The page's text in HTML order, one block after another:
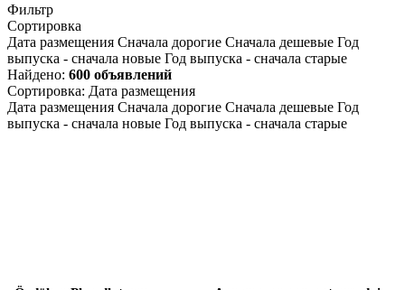
Фильтр
Сортировка
Дата размещения Сначала дорогие Сначала дешевые Год
выпуска - сначала новые Год выпуска - сначала старые
Найдено: 600 объявлений
Сортировка: Дата размещения
Дата размещения Сначала дорогие Сначала дешевые Год
выпуска - сначала новые Год выпуска - сначала старые